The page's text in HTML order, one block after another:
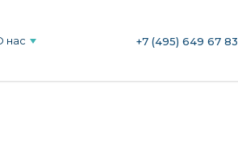
нас +7 (495) 649 67 83